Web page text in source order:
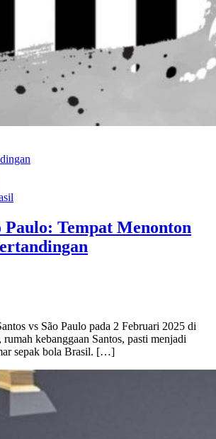
Paulo: Tempat Menonton
vs São Paulo pada 2 Februari 2025 di
kebanggaan Santos, pasti menjadi
sepak bola Brasil. […]